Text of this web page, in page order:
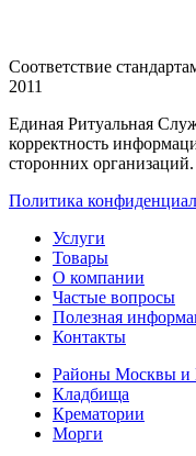
Соответствие
2011
Единая Ритуальная
корректность
сторонних организаций.
Политика
Услуги
Товары
О компании
Частые вопросы
Полезная
Контакты
Районы Москвы
Кладбища
Крематории
Морги